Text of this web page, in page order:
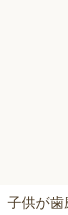
子供が